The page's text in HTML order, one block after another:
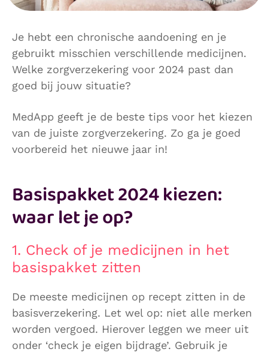
Je hebt een chronische aandoening en je
gebruikt misschien verschillende medicijnen.
Welke zorgverzekering voor 2024 past dan
goed bij jouw situatie?
MedApp geeft je de beste tips voor het kiezen
van de juiste zorgverzekering. Zo ga je goed
voorbereid het nieuwe jaar in!
Basispakket 2024 kiezen:
waar let je op?
1. Check of je medicijnen in het
basispakket zitten
De meeste medicijnen op recept zitten in de
basisverzekering. Let wel op: niet alle merken
worden vergoed. Hierover leggen we meer uit
onder ‘check je eigen bijdrage’. Gebruik je